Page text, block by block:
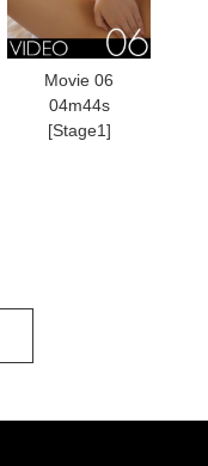
Movie 06
04m44s
[Stage1]